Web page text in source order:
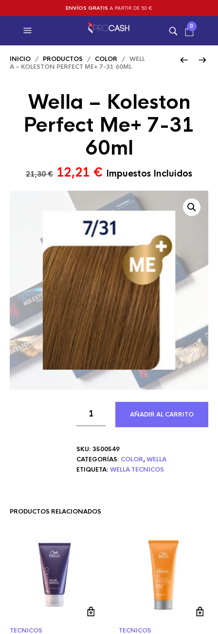
ENVÍOS GRATIS A PARTIR DE 50 €
0
INICIO / PRODUCTOS / COLOR / WELL
A – KOLESTON PERFECT ME+ 7-31 60ML
Wella – Koleston
Perfect Me+ 7-31
60ml
21,30€ El
original
era:
21,30 €.
12,21 € El
precio
actual
es:
12,21 €.
Impuestos Incluidos
AÑADIR AL CARRITO
SKU: 3500549
CATEGORÍAS: COLOR,WELLA
ETIQUETA: WELLA TECNICOS
PRODUCTOS RELACIONADOS
TECNICOS TECNICOS